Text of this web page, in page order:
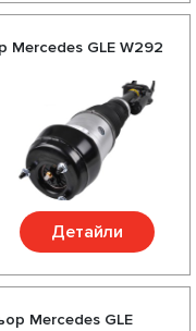
GLE W292
Детайли
Mercedes GLE